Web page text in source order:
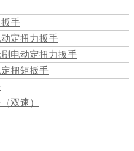
手
定扭力扳手
电动定扭力扳手
扭矩扳手
双速）